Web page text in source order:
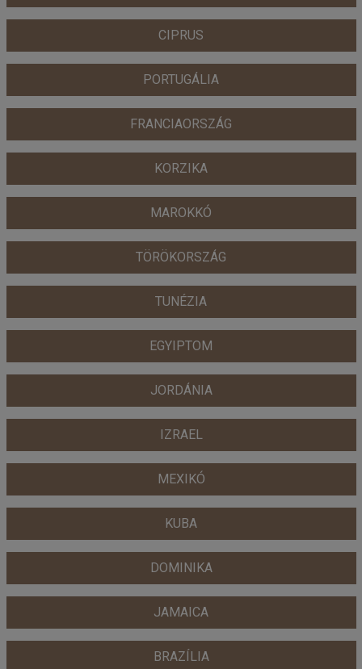
CIPRUS
PORTUGÁLIA
FRANCIAORSZÁG
KORZIKA
MAROKKÓ
TÖRÖKORSZÁG
TUNÉZIA
EGYIPTOM
JORDÁNIA
IZRAEL
MEXIKÓ
KUBA
DOMINIKA
JAMAICA
BRAZÍLIA